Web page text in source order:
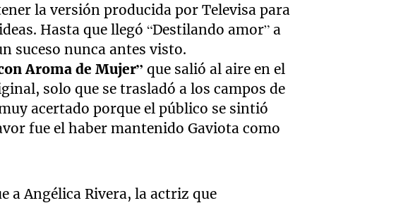
la versión producida por Televisa para
Hasta que llegó “Destilando amor” a
suceso nunca antes visto.
Aroma de Mujer”que salió al aire en el
solo que se trasladó a los campos de
acertado porque el público se sintió
fue el haber mantenido Gaviota como
a Angélica Rivera, la actriz que